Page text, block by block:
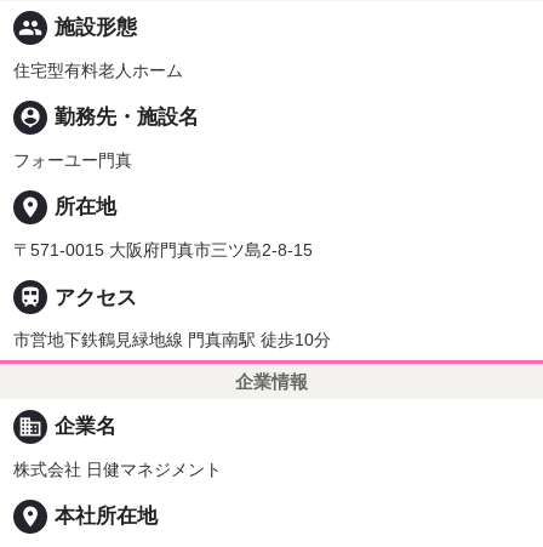
people 施設形態
住宅型有料老人ホーム
person_pin 勤務先・施設名
フォーユー門真
place 所在地
〒571-0015 大阪府門真市三ツ島2-8-15
 アクセス
市営地下鉄鶴見緑地線 門真南駅 徒歩10分
企業情報
business 企業名
株式会社 日健マネジメント
place 本社所在地